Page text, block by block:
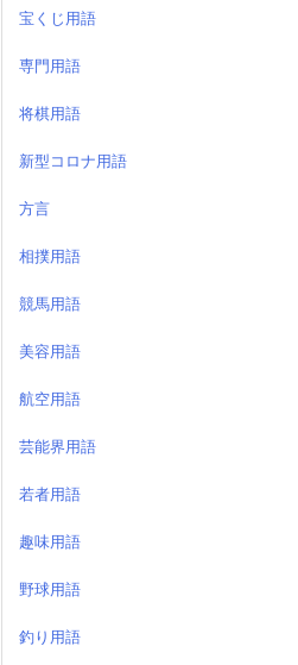
宝くじ用語
専門用語
将棋用語
新型コロナ用語
方言
相撲用語
競馬用語
美容用語
航空用語
芸能界用語
若者用語
趣味用語
野球用語
釣り用語